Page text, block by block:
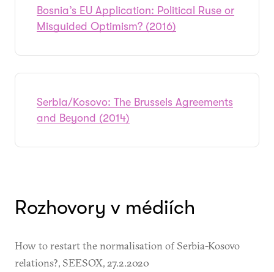
Bosnia’s EU Application: Political Ruse or
Misguided Optimism? (2016)
Serbia/Kosovo: The Brussels Agreements
and Beyond (2014)
Rozhovory v médiích
How to restart the normalisation of Serbia-Kosovo
relations?, SEESOX, 27.2.2020